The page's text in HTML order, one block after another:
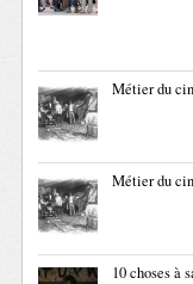
Métier du
Métier du
10 choses à